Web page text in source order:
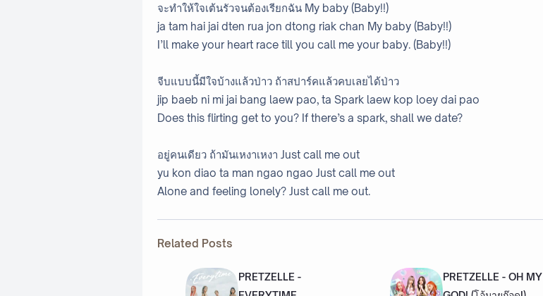
จะทำให้ใจเต้นรัวจนต้องเรียกฉัน My baby (Baby!!)
ja tam hai jai dten rua jon dtong riak chan My baby (Baby!!)
I’ll make your heart race till you call me your baby. (Baby!!)
จีบแบบนี้มีใจบ้างแล้วป่าว ถ้าสปาร์คแล้วคบเลยได้ป่าว
jip baeb ni mi jai bang laew pao, ta Spark laew kop loey dai pao
Does this flirting get to you? If there’s a spark, shall we date?
อยู่คนเดียว ถ้ามันเหงาเหงา Just call me out
yu kon diao ta man ngao ngao Just call me out
Alone and feeling lonely? Just call me out.
Related Posts
PRETZELLE -
PRETZELLE - OH MY